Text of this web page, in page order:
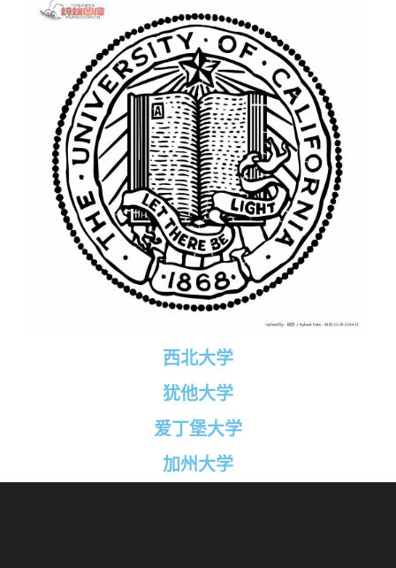
西北大学
犹他大学
爱丁堡大学
加州大学